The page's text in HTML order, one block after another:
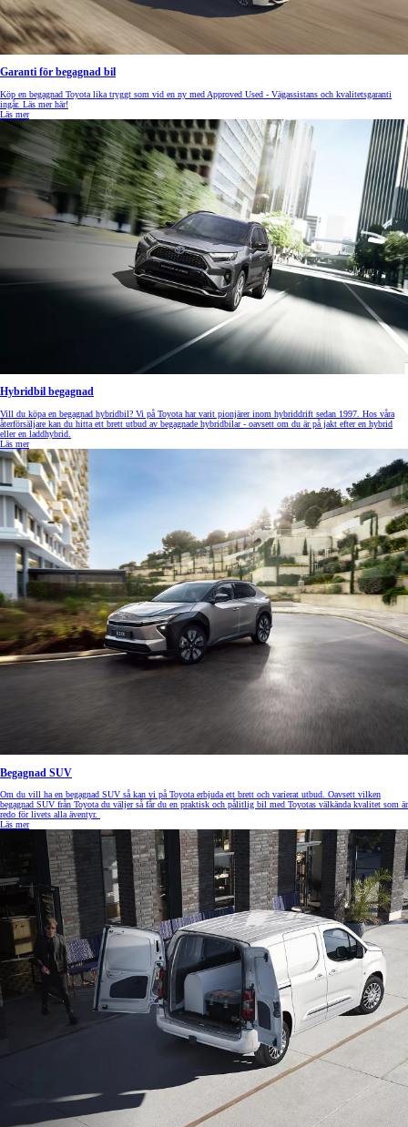
Garanti för begagnad bil
Köp en begagnad Toyota lika tryggt som vid en ny med Approved Used - Vägassistans och kvalitetsgaranti
ingår. Läs mer här!
Läs mer
Hybridbil begagnad
Vill du köpa en begagnad hybridbil? Vi på Toyota har varit pionjärer inom hybriddrift sedan 1997. Hos våra
återförsäljare kan du hitta ett brett utbud av begagnade hybridbilar - oavsett om du är på jakt efter en hybrid
eller en laddhybrid.
Läs mer
Begagnad SUV
Om du vill ha en begagnad SUV så kan vi på Toyota erbjuda ett brett och varierat utbud. Oavsett vilken
begagnad SUV från Toyota du väljer så får du en praktisk och pålitlig bil med Toyotas välkända kvalitet som är
redo för livets alla äventyr.
Läs mer